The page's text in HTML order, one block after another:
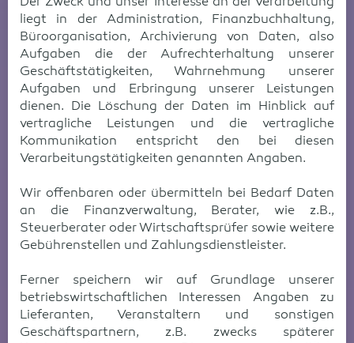
liegt in der Administration, Finanzbuchhaltung,
Büroorganisation, Archivierung von Daten, also
Aufgaben die der Aufrechterhaltung unserer
Geschäftstätigkeiten, Wahrnehmung unserer
Aufgaben und Erbringung unserer Leistungen
dienen. Die Löschung der Daten im Hinblick auf
vertragliche Leistungen und die vertragliche
Kommunikation entspricht den bei diesen
Verarbeitungstätigkeiten genannten Angaben.
Wir offenbaren oder übermitteln bei Bedarf Daten
an die Finanzverwaltung, Berater, wie z.B.,
Steuerberater oder Wirtschaftsprüfer sowie weitere
Gebührenstellen und Zahlungsdienstleister.
Ferner speichern wir auf Grundlage unserer
betriebswirtschaftlichen Interessen Angaben zu
Lieferanten, Veranstaltern und sonstigen
Geschäftspartnern, z.B. zwecks späterer